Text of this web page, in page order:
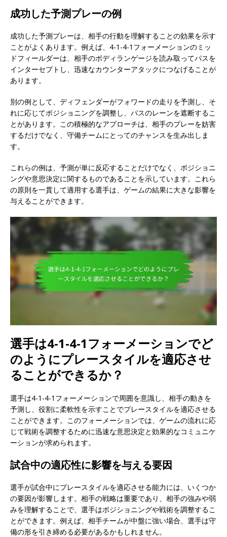
成功した予測プレーの例
成功した予測プレーは、相手の行動を理解することの効果を示す
ことがよくあります。例えば、4-1-4-1フォーメーションのミッ
ドフィールダーは、相手のボディランゲージを読み取ってパスを
インターセプトし、迅速なカウンターアタックにつなげることが
あります。
別の例として、ディフェンダーがフォワードの走りを予測し、そ
れに応じてポジショニングを調整し、パスのレーンを遮断するこ
とがあります。この積極的なアプローチは、相手のプレーを妨害
するだけでなく、守備チームにとってのチャンスを生み出しま
す。
これらの例は、予測が単に反応することだけでなく、ポジショニ
ングや意思決定に関するものであることを示しています。これら
の原則を一貫して適用する選手は、ゲームの結果に大きな影響を
与えることができます。
選手は4-1-4-1フォーメーションでど
のようにプレースタイルを適応させ
ることができるか？
選手は4-1-4-1フォーメーションで周囲を意識し、相手の動きを
予測し、役割に柔軟性を示すことでプレースタイルを適応させる
ことができます。このフォーメーションでは、ゲームの流れに応
じて戦術を調整するために迅速な意思決定と効果的なコミュニケ
ーションが求められます。
試合中の適応性に影響を与える要因
選手が試合中にプレースタイルを適応させる能力には、いくつか
の要因が影響します。相手の戦略は重要であり、相手の強みや弱
みを理解することで、選手はポジショニングや戦術を調整するこ
とができます。例えば、相手チームが中盤に強い場合、選手は守
備の形を引き締める必要があるかもしれません。